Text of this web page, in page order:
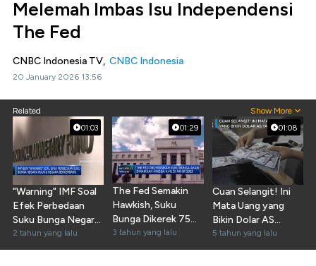
Melemah Imbas Isu Independensi
The Fed
CNBC Indonesia TV, CNBC Indonesia
20 January 2026 13:56
Related Show More
01:03
"Warning" IMF Soal
Efek Perbedaan
Suku Bunga Negara
Maju & Berkembang
2 tahun yang lalu
01:29
The Fed Semakin
Hawkish, Suku
Bunga Dikerek 75
Bps
3 tahun yang lalu
01:08
Cuan Selangit! Ini
Mata Uang yang
Bikin Dolar AS
Takluk
5 tahun yang lalu